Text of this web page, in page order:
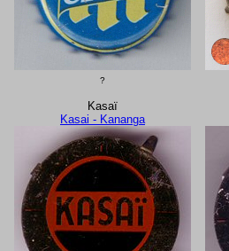
?
Kasaï
Kasai - Kananga